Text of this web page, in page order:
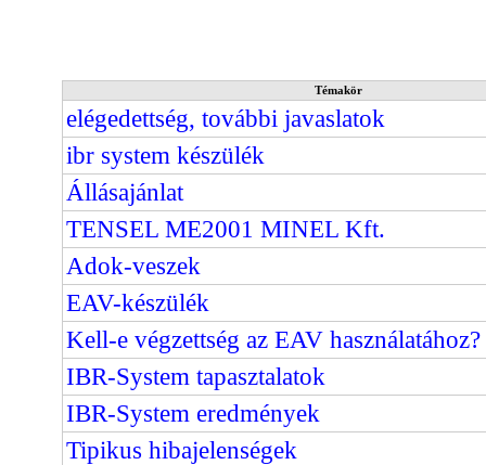
Témakör
elégedettség, további javaslatok
ibr system készülék
Állásajánlat
TENSEL ME2001 MINEL Kft.
Adok-veszek
EAV-készülék
Kell-e végzettség az EAV használatához?
IBR-System tapasztalatok
IBR-System eredmények
Tipikus hibajelenségek